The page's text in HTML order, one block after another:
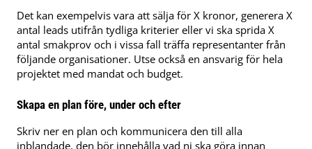
Det kan exempelvis vara att sälja för X kronor, generera X
antal leads utifrån tydliga kriterier eller vi ska sprida X
antal smakprov och i vissa fall träffa representanter från
följande organisationer. Utse också en ansvarig för hela
projektet med mandat och budget.
Skapa en plan före, under och efter
Skriv ner en plan och kommunicera den till alla
inblandade, den bör innehålla vad ni ska göra innan